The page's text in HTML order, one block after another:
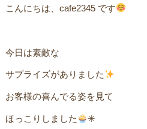
こんにちは、cafe2345 です
今日は素敵なㅤㅤ
サプライズがありました
お客様の喜んでる姿を見てㅤ
ほっこりしました ✳︎ㅤㅤㅤㅤㅤ